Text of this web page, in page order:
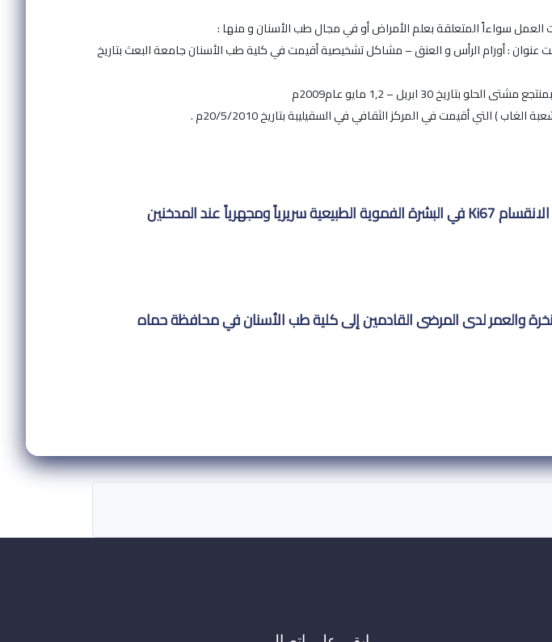
العمل سواءاً المتعلقة بعلم الأمراض أو في مجال طب الأسنان و منها :
: أورام الرأس و العنق – مشاكل تشخيصية أقيمت في كلية طب الأسنان جامعة البعث بتاريخ
30 ابريل – 1,2 مايو عام2009م
) التي أقيمت في المركز الثقافي في السقيليبة بتاريخ 20/5/2010م .
دراسة تعبيرية السيكلين D1 ومشعر الانقسام Ki67 في البشرة الفموية الطبيعية سريرياً ومجهرياً عند المدخنين
والعمر لدى المرضى القادمين إلى كلية طب الأسنان في محافظة حماه